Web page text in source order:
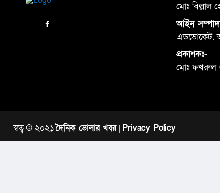
মোঃ বিল্লাল
আইন
এডভোকেট.
প্রকাশকঃ-
মোঃ
স্বত্ব © ২০২১দৈনিক ভোলার খবর| Privacy Policy